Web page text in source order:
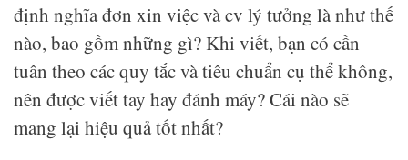
định nghĩa đơn xin việc và cv lý tưởng là như thế
nào, bao gồm những gì? Khi viết, bạn có cần
tuân theo các quy tắc và tiêu chuẩn cụ thể không,
nên được viết tay hay đánh máy? Cái nào sẽ
mang lại hiệu quả tốt nhất?